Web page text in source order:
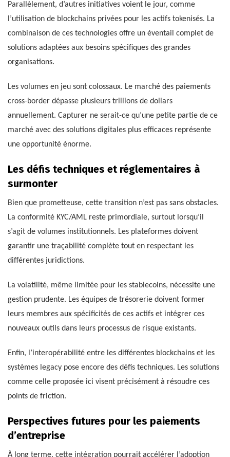
Parallèlement, d’autres initiatives voient le jour, comme
l’utilisation de blockchains privées pour les actifs tokenisés. La
combinaison de ces technologies offre un éventail complet de
solutions adaptées aux besoins spécifiques des grandes
organisations.
Les volumes en jeu sont colossaux. Le marché des paiements
cross-border dépasse plusieurs trillions de dollars
annuellement. Capturer ne serait-ce qu’une petite partie de ce
marché avec des solutions digitales plus efficaces représente
une opportunité énorme.
Les défis techniques et réglementaires à
surmonter
Bien que prometteuse, cette transition n’est pas sans obstacles.
La conformité KYC/AML reste primordiale, surtout lorsqu’il
s’agit de volumes institutionnels. Les plateformes doivent
garantir une traçabilité complète tout en respectant les
différentes juridictions.
La volatilité, même limitée pour les stablecoins, nécessite une
gestion prudente. Les équipes de trésorerie doivent former
leurs membres aux spécificités de ces actifs et intégrer ces
nouveaux outils dans leurs processus de risque existants.
Enfin, l’interopérabilité entre les différentes blockchains et les
systèmes legacy pose encore des défis techniques. Les solutions
comme celle proposée ici visent précisément à résoudre ces
points de friction.
Perspectives futures pour les paiements
d’entreprise
À long terme, cette intégration pourrait accélérer l’adoption